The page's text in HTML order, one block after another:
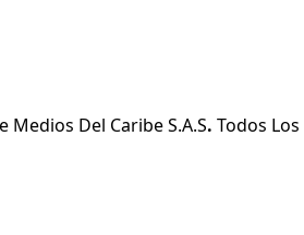
Del Caribe S.A.S. Todos Los